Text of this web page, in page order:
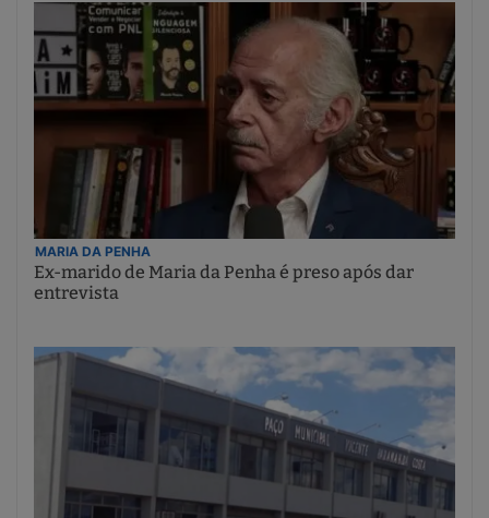
MARIA DA PENHA
Ex-marido de Maria da Penha é preso após dar
entrevista